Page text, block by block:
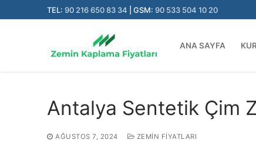
atla
TEL: 90 216 650 83 34 | GSM: 90 533 504 10 20
ANA SAYFA
Antalya Sentetik Çim
AĞUSTOS 7, 2024 ZEMIN FIYATLARI